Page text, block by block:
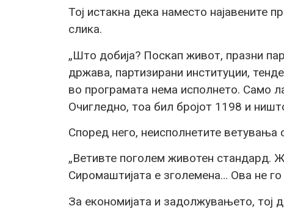
Тој истакна дека наместо најавените
слика.
„Што добија? Поскап живот, празни
држава, партизирани институции,
во програмата нема исполнето. Само
Очигледно, тоа бил бројот 1198 и
Според него, неисполнетите ветувања
„Ветивте поголем животен стандард.
Сиромаштијата е зголемена… Ова не
За економијата и задолжувањето, тој